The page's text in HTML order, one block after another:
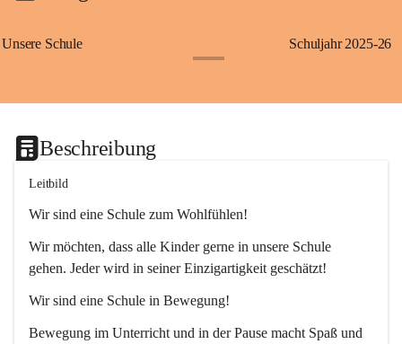
Unsere Schule Schuljahr 2025-26
Beschreibung
Leitbild
Wir sind eine Schule zum Wohlfühlen!
Wir möchten, dass alle Kinder gerne in unsere Schule
gehen. Jeder wird in seiner Einzigartigkeit geschätzt!
Wir sind eine Schule in Bewegung!
Bewegung im Unterricht und in der Pause macht Spaß und